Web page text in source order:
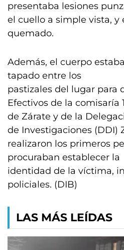
presentaba lesiones
el cuello a simple vista,
quemado.
Además, el cuerpo
tapado entre los
pastizales del lugar para
Efectivos de la comisaría
de Zárate y de la
de Investigaciones (DDI)
realizaron los primeros
procuraban establecer la
identidad de la víctima,
policiales. (DIB)
LAS MÁS LEÍDAS